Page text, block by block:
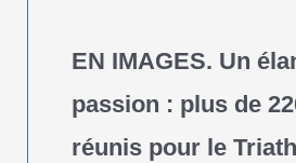
EN IMAGES. Un
passion : plus de
réunis pour le